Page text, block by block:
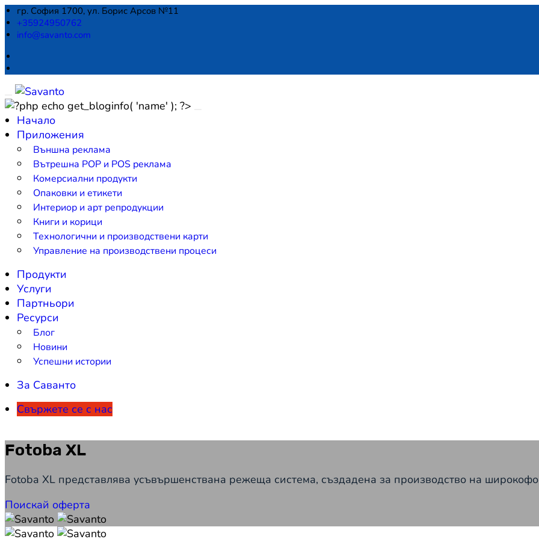
гр. София 1700, ул. Борис Арсов №11
+35924950762
info@savanto.com
Начало
Приложения
Външна реклама
Вътрешна POP и POS реклама
Комерсиални продукти
Опаковки и етикети
Интериор и арт репродукции
Книги и корици
Технологични и производствени карти
Управление на производствени процеси
Продукти
Услуги
Партньори
Ресурси
Блог
Новини
Успешни истории
За Саванто
Свържете се с нас
Fotoba XL
Fotoba XL представлява усъвършенствана режеща система, създадена за производство на
Поискай оферта